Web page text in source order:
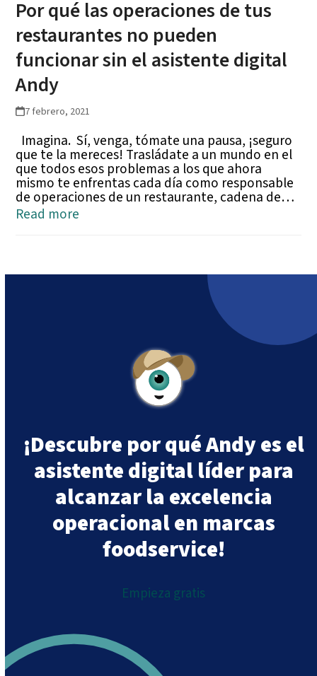
Por qué las operaciones de tus
restaurantes no pueden
funcionar sin el asistente digital
Andy
7 febrero, 2021
Imagina. Sí, venga, tómate una pausa, ¡seguro
que te la mereces! Trasládate a un mundo en el
que todos esos problemas a los que ahora
mismo te enfrentas cada día como responsable
de operaciones de un restaurante, cadena de…
Read more
¡Descubre por qué Andy es el
asistente digital líder para
alcanzar la excelencia
operacional en marcas
foodservice!
Empieza gratis